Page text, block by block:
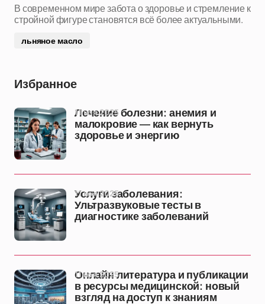
В современном мире забота о здоровье и стремление к
стройной фигуре становятся всё более актуальными.
льняное масло
Избранное
Лечение болезни: анемия и
малокровие — как вернуть
здоровье и энергию
11 ноя 2025
Услуги заболевания:
Ультразвуковые тесты в
диагностике заболеваний
11 ноя 2025
Онлайн литература и публикации
в ресурсы медицинской: новый
взгляд на доступ к знаниям
11 ноя 2025